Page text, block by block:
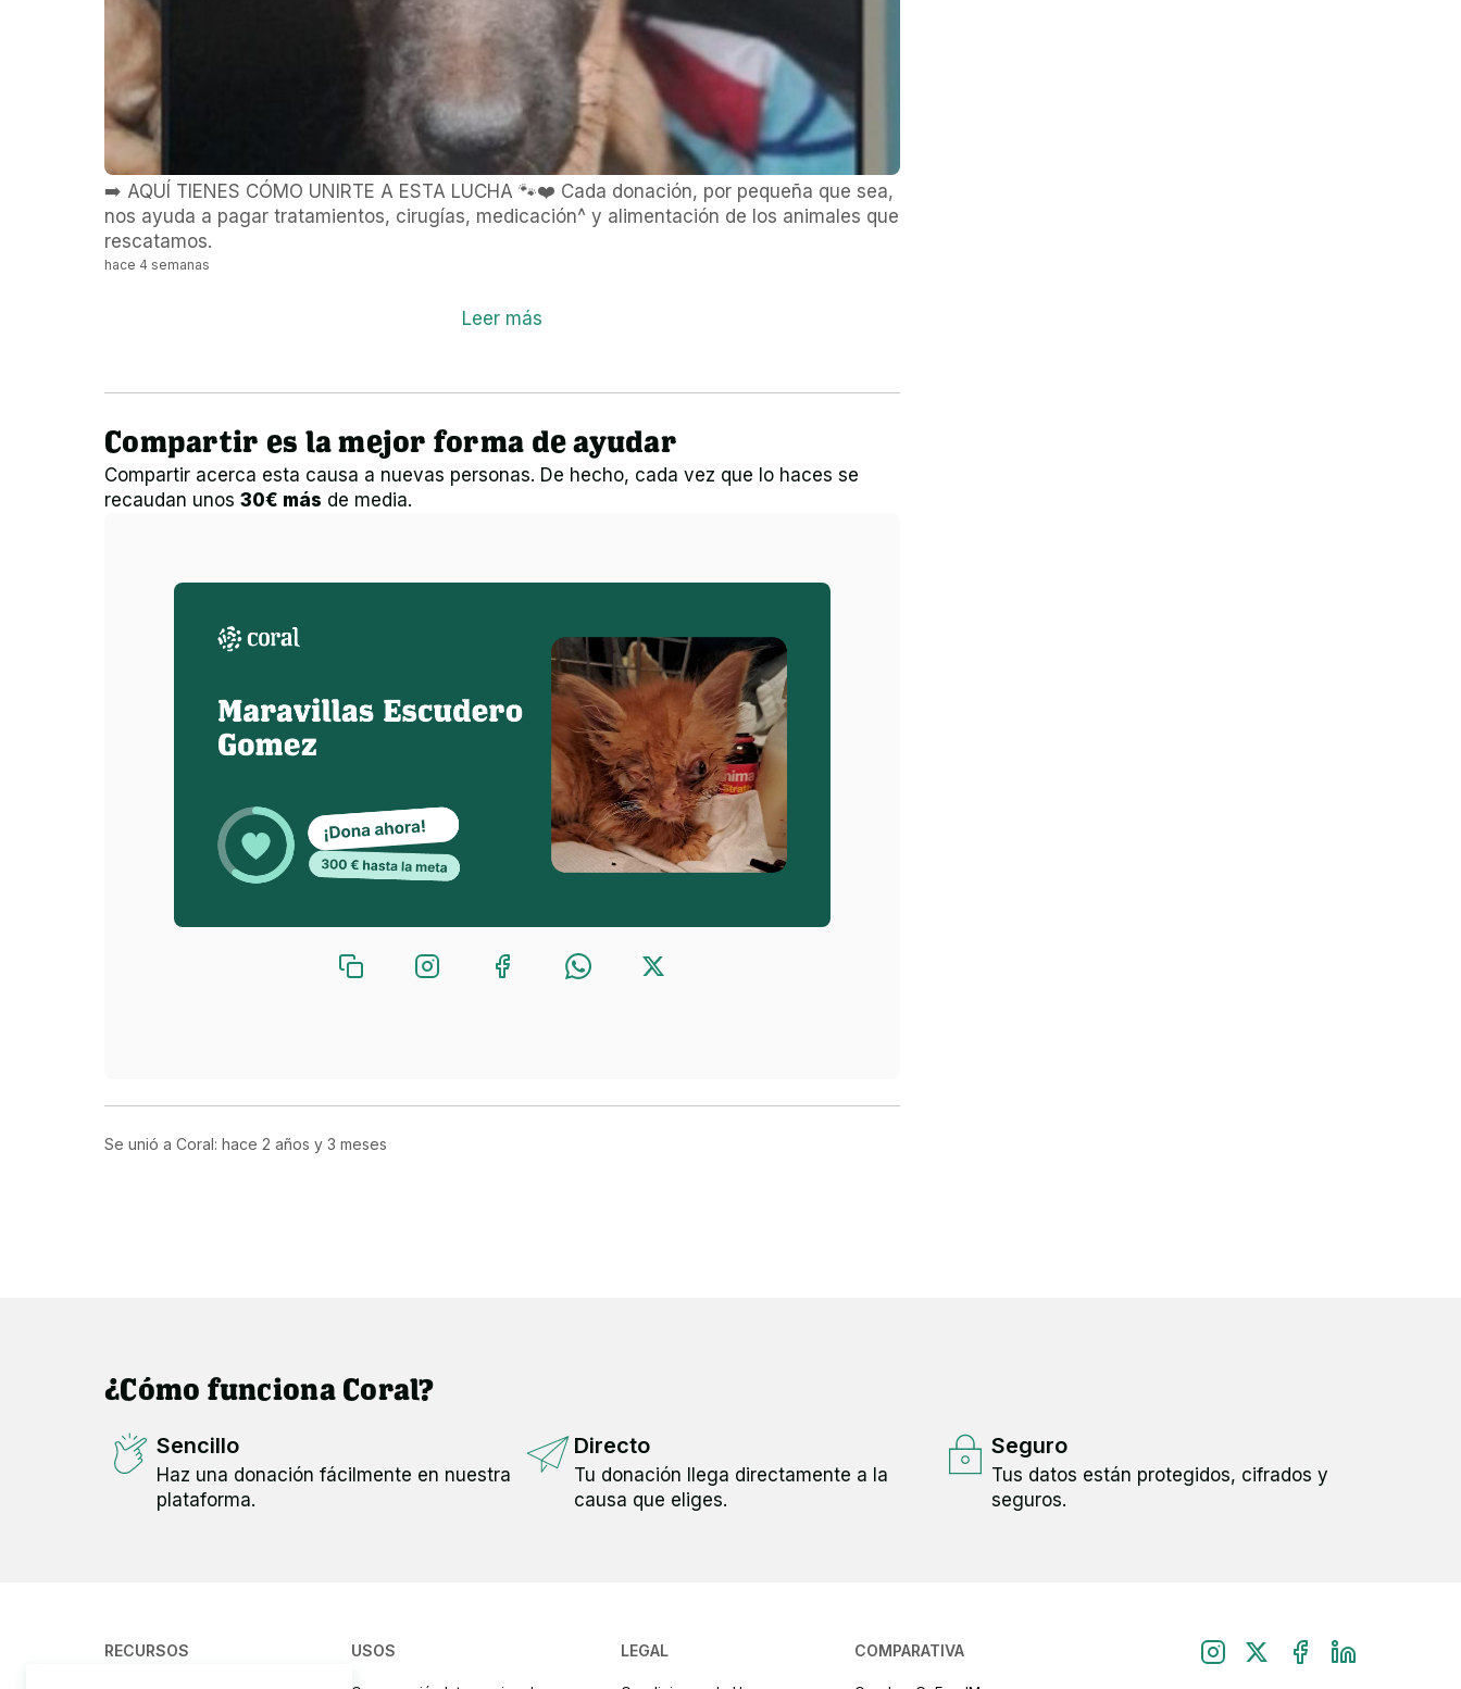
➡️ AQUÍ TIENES CÓMO UNIRTE A ESTA LUCHA 🐾❤️ Cada donación, por pequeña que sea,
nos ayuda a pagar tratamientos, cirugías, medicación^ y alimentación de los animales que
rescatamos.
hace 4 semanas
Leer más
Compartir es la mejor forma de ayudar
Compartir acerca esta causa a nuevas personas. De hecho, cada vez que lo haces se
recaudan unos 30€ más de media.
Se unió a Coral: hace 2 años y 3 meses
¿Cómo funciona Coral?
Sencillo
Haz una donación fácilmente en nuestra
plataforma.
Directo
Tu donación llega directamente a la
causa que eliges.
Seguro
Tus datos están protegidos, cifrados y
seguros.
RECURSOS USOS LEGAL COMPARATIVA